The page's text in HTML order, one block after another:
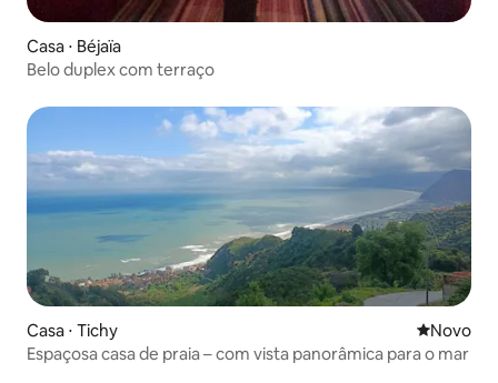
Casa ⋅ Béjaïa
Belo duplex com terraço
Casa ⋅ Tichy Novo
Novo
Espaçosa casa de praia – com vista panorâmica para o mar